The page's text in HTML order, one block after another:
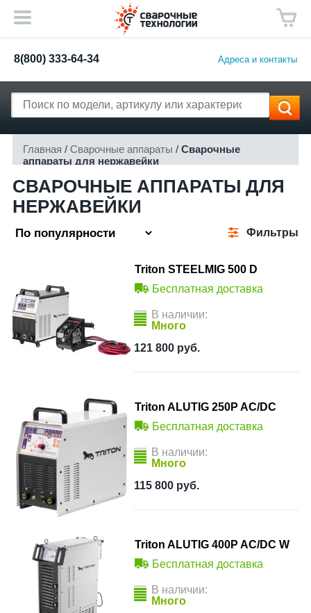
8(800) 333-64-34 Адреса и контакты
Главная / Сварочные аппараты / Сварочные
аппараты для нержавейки
СВАРОЧНЫЕ АППАРАТЫ ДЛЯ
НЕРЖАВЕЙКИ
Фильтры
Triton STEELMIG 500 D
Бесплатная доставка
В наличии:
Много
121 800 руб.
Triton ALUTIG 250P AC/DC
Бесплатная доставка
В наличии:
Много
115 800 руб.
Triton ALUTIG 400P AC/DC W
Бесплатная доставка
В наличии:
Много